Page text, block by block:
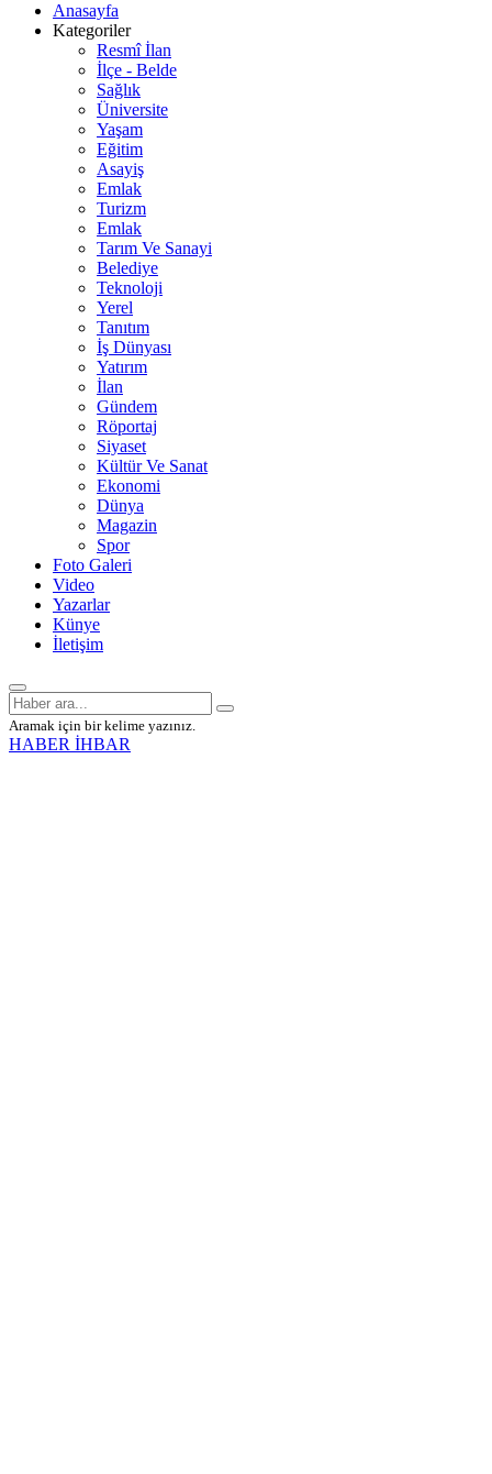
Anasayfa
Kategoriler
Resmî İlan
İlçe - Belde
Sağlık
Üniversite
Yaşam
Eğitim
Asayiş
Emlak
Turizm
Emlak
Tarım Ve Sanayi
Belediye
Teknoloji
Yerel
Tanıtım
İş Dünyası
Yatırım
İlan
Gündem
Röportaj
Siyaset
Kültür Ve Sanat
Ekonomi
Dünya
Magazin
Spor
Foto Galeri
Video
Yazarlar
Künye
İletişim
Aramak için bir kelime yazınız.
HABER İHBAR